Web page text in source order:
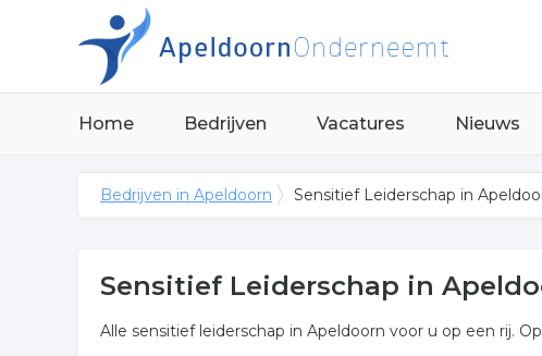
Home Bedrijven Vacatures Nieuws
Bedrijven in Apeldoorn Sensitief Leiderschap in
Sensitief Leiderschap in
Alle sensitief leiderschap in Apeldoorn voor u op een rij.